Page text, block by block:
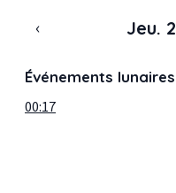
‹ Jeu. 2
Événements lunaires
00:17